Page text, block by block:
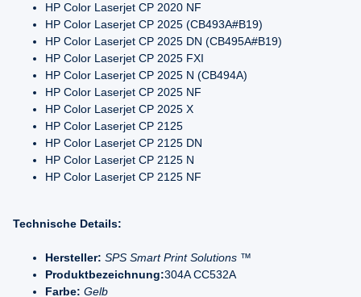
HP Color Laserjet CP 2020 NF
HP Color Laserjet CP 2025 (CB493A#B19)
HP Color Laserjet CP 2025 DN (CB495A#B19)
HP Color Laserjet CP 2025 FXI
HP Color Laserjet CP 2025 N (CB494A)
HP Color Laserjet CP 2025 NF
HP Color Laserjet CP 2025 X
HP Color Laserjet CP 2125
HP Color Laserjet CP 2125 DN
HP Color Laserjet CP 2125 N
HP Color Laserjet CP 2125 NF
Technische Details:
Hersteller: SPS Smart Print Solutions ™
Produktbezeichnung:304A CC532A
Farbe: Gelb